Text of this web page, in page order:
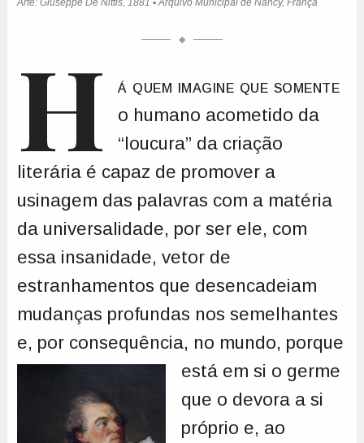
H
á quem imagine que somente
o humano acometido da
“loucura” da criação
literária é capaz de promover a
usinagem das palavras com a matéria
da universalidade, por ser ele, com
essa insanidade, vetor de
estranhamentos que desencadeiam
mudanças profundas nos semelhantes
e, por consequência, no mundo, porque
está em si o germe
que o devora a si
próprio e, ao